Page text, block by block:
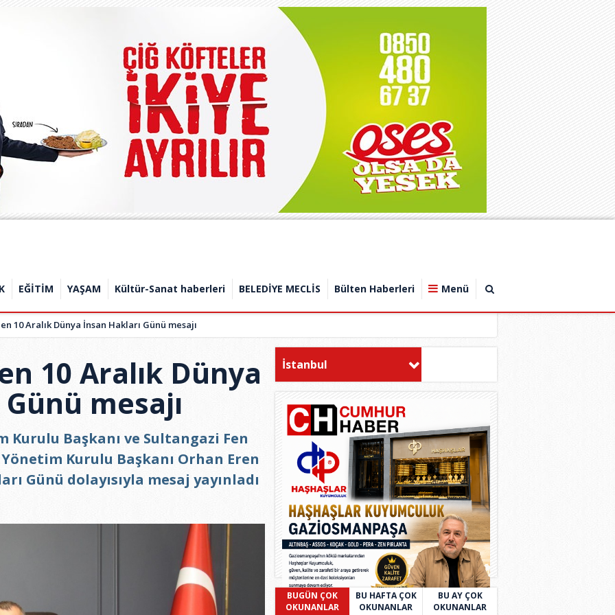
EĞİTİM YAŞAM Kültür-Sanat haberleri BELEDİYE MECLİS Bülten Haberleri Menü
10 Aralık Dünya İnsan Hakları Günü mesajı
10 Aralık Dünya
mesajı
Kurulu Başkanı ve Sultangazi Fen
Kurulu Başkanı Orhan Eren
Günü dolayısıyla mesaj yayınladı
İstanbul
BUGÜN ÇOK
OKUNANLAR
BU HAFTA ÇOK
OKUNANLAR
BU AY ÇOK
OKUNANLAR